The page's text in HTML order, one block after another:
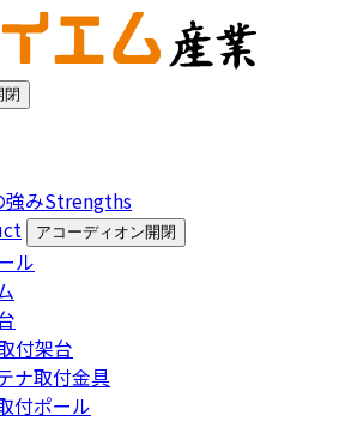
みStrengths
アコーディオン開閉
ル
付架台
ナ取付金具
付ポール